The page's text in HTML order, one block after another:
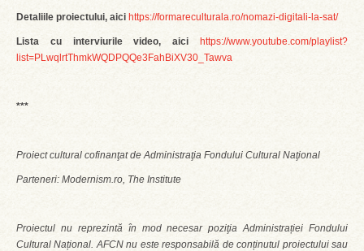
Detaliile proiectului, aici https://formareculturala.ro/nomazi-digitali-la-sat/
Lista cu interviurile video, aici
https://www.youtube.com/playlist?
list=PLwqlrtThmkWQDPQQe3FahBiXV30_Tawva
***
Proiect cultural cofinanţat de Administraţia Fondului Cultural Naţional
Parteneri: Modernism.ro, The Institute
Proiectul nu reprezintă în mod necesar poziţia Administrației Fondului
Cultural Național. AFCN nu este responsabilă de conținutul proiectului sau